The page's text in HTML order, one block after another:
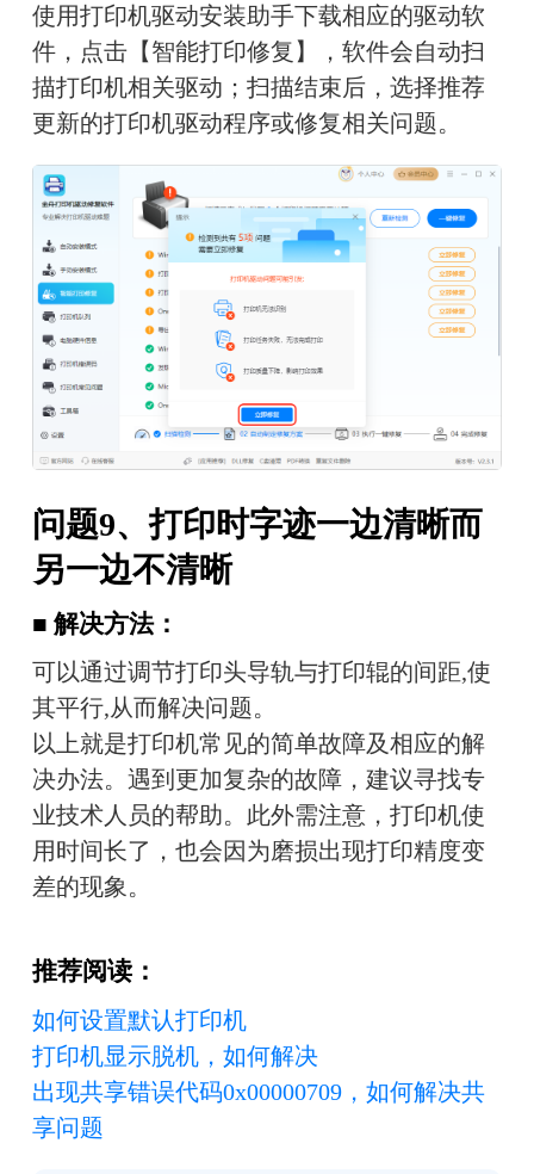
使用打印机驱动安装助手下载相应的驱动软
件，点击【智能打印修复】，软件会自动扫
描打印机相关驱动；扫描结束后，选择推荐
更新的打印机驱动程序或修复相关问题。
问题9、打印时字迹一边清晰而
另一边不清晰
■ 解决方法：
可以通过调节打印头导轨与打印辊的间距,使
其平行,从而解决问题。
以上就是打印机常见的简单故障及相应的解
决办法。遇到更加复杂的故障，建议寻找专
业技术人员的帮助。此外需注意，打印机使
用时间长了，也会因为磨损出现打印精度变
差的现象。
推荐阅读：
如何设置默认打印机
打印机显示脱机，如何解决
出现共享错误代码0x00000709，如何解决共
享问题